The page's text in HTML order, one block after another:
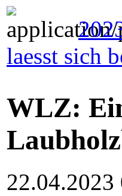
laesst sich
WLZ:
22.04.2023